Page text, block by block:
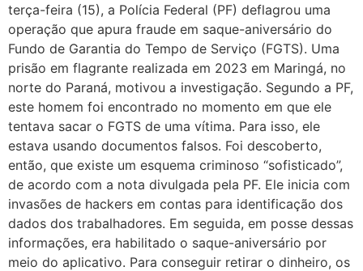
terça-feira (15), a Polícia Federal (PF) deflagrou uma
operação que apura fraude em saque-aniversário do
Fundo de Garantia do Tempo de Serviço (FGTS). Uma
prisão em flagrante realizada em 2023 em Maringá, no
norte do Paraná, motivou a investigação. Segundo a PF,
este homem foi encontrado no momento em que ele
tentava sacar o FGTS de uma vítima. Para isso, ele
estava usando documentos falsos. Foi descoberto,
então, que existe um esquema criminoso “sofisticado”,
de acordo com a nota divulgada pela PF. Ele inicia com
invasões de hackers em contas para identificação dos
dados dos trabalhadores. Em seguida, em posse dessas
informações, era habilitado o saque-aniversário por
meio do aplicativo. Para conseguir retirar o dinheiro, os